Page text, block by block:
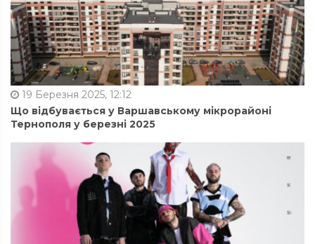
19 Березня 2025, 12:12
Що відбувається у Варшавському мікрорайоні
Тернополя у березні 2025